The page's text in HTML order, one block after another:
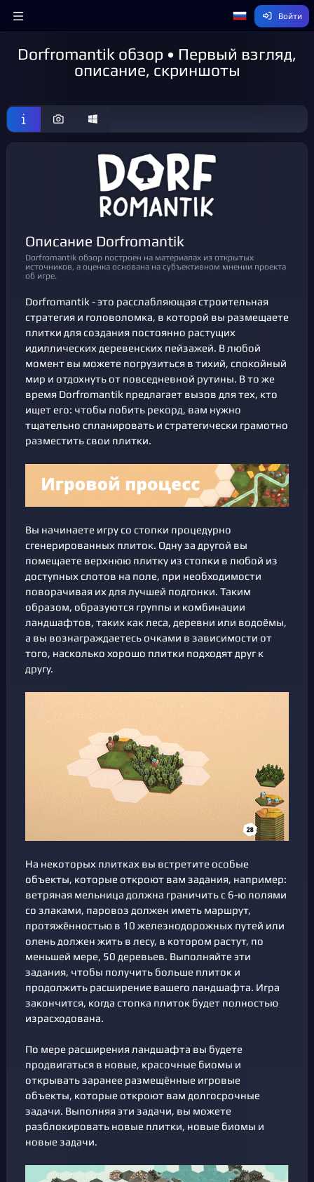
Войти
Dorfromantik обзор • Первый взгляд,
описание, скриншоты
Описание Dorfromantik
Dorfromantik обзор построен на материалах из открытых
источников, а оценка основана на субъективном мнении проекта
об игре.
Dorfromantik - это расслабляющая строительная
стратегия и головоломка, в которой вы размещаете
плитки для создания постоянно растущих
идиллических деревенских пейзажей. В любой
момент вы можете погрузиться в тихий, спокойный
мир и отдохнуть от повседневной рутины. В то же
время Dorfromantik предлагает вызов для тех, кто
ищет его: чтобы побить рекорд, вам нужно
тщательно спланировать и стратегически грамотно
разместить свои плитки.
Вы начинаете игру со стопки процедурно
сгенерированных плиток. Одну за другой вы
помещаете верхнюю плитку из стопки в любой из
доступных слотов на поле, при необходимости
поворачивая их для лучшей подгонки. Таким
образом, образуются группы и комбинации
ландшафтов, таких как леса, деревни или водоёмы,
а вы вознаграждаетесь очками в зависимости от
того, насколько хорошо плитки подходят друг к
другу.
На некоторых плитках вы встретите особые
объекты, которые откроют вам задания, например:
ветряная мельница должна граничить с 6-ю полями
со злаками, паровоз должен иметь маршрут,
протяжённостью в 10 железнодорожных путей или
олень должен жить в лесу, в котором растут, по
меньшей мере, 50 деревьев. Выполняйте эти
задания, чтобы получить больше плиток и
продолжить расширение вашего ландшафта. Игра
закончится, когда стопка плиток будет полностью
израсходована.
По мере расширения ландшафта вы будете
продвигаться в новые, красочные биомы и
открывать заранее размещённые игровые
объекты, которые откроют вам долгосрочные
задачи. Выполняя эти задачи, вы можете
разблокировать новые плитки, новые биомы и
новые задачи.